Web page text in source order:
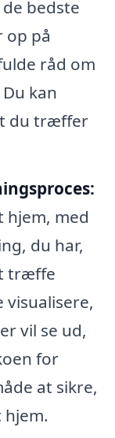
bedste
op på
råd om
kan
du træffer
hjem, med
du har,
træffe
visualisere,
vil se ud,
for
at sikre,
hjem.